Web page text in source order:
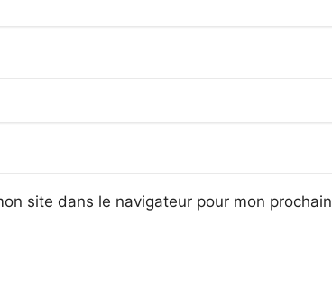
site dans le navigateur pour mon prochain